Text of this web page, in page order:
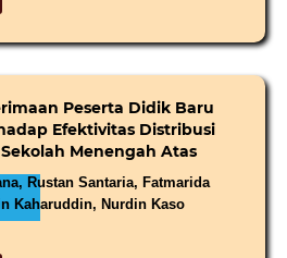
Peserta Didik Baru
Efektivitas Distribusi
Menengah Atas
Rustan Santaria, Fatmarida
Kaharuddin, Nurdin Kaso